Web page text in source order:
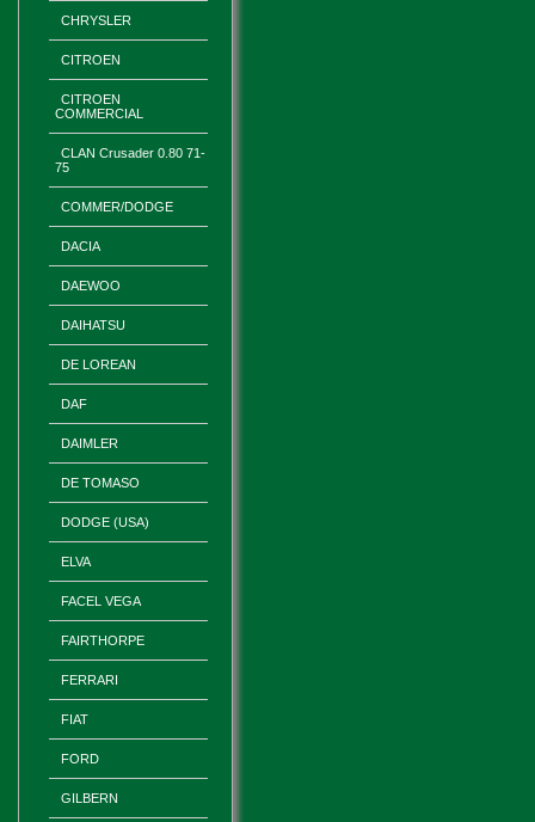
CHRYSLER
CITROEN
CITROEN
COMMERCIAL
CLAN Crusader 0.80 71-
75
COMMER/DODGE
DACIA
DAEWOO
DAIHATSU
DE LOREAN
DAF
DAIMLER
DE TOMASO
DODGE (USA)
ELVA
FACEL VEGA
FAIRTHORPE
FERRARI
FIAT
FORD
GILBERN